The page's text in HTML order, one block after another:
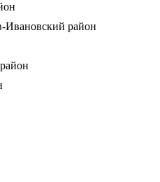
Ивановский район